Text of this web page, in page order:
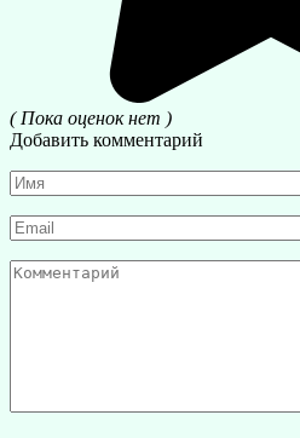
( Пока оценок нет )
Добавить комментарий
Имя
*
Email
*
Комментарий